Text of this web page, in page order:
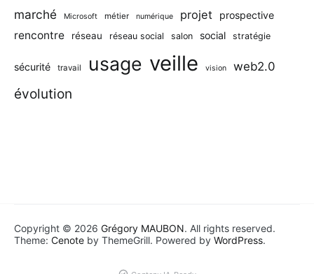
marché Microsoft métier numérique projet prospective
rencontre réseau réseau social salon social stratégie
sécurité travail usage veille vision web2.0
évolution
Copyright © 2026 Grégory MAUBON. All rights reserved.
Theme: Cenote by ThemeGrill. Powered by WordPress.